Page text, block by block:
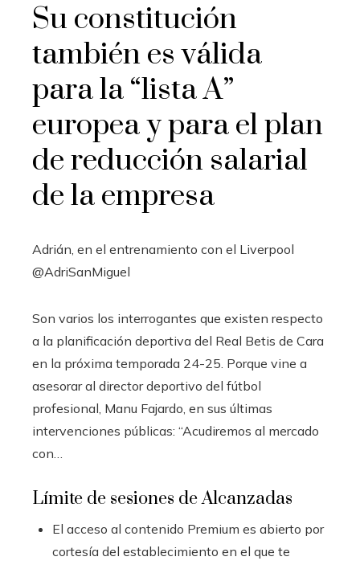
Su constitución
también es válida
para la “lista A”
europea y para el plan
de reducción salarial
de la empresa
Adrián, en el entrenamiento con el Liverpool
@AdriSanMiguel
Son varios los interrogantes que existen respecto
a la planificación deportiva del Real Betis de Cara
en la próxima temporada 24-25. Porque vine a
asesorar al director deportivo del fútbol
profesional, Manu Fajardo, en sus últimas
intervenciones públicas: “Acudiremos al mercado
con…
Límite de sesiones de Alcanzadas
El acceso al contenido Premium es abierto por
cortesía del establecimiento en el que te